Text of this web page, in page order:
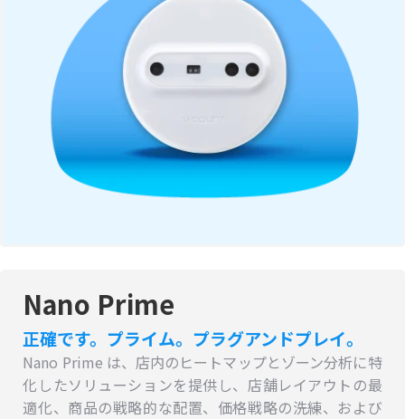
Nano Prime
正確です。プライム。プラグアンドプレイ。
Nano Prime は、店内のヒートマップとゾーン分析に特
化したソリューションを提供し、店舗レイアウトの最
適化、商品の戦略的な配置、価格戦略の洗練、および